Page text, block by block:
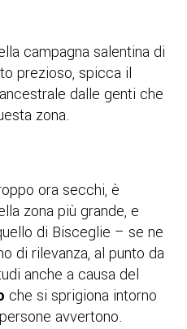
campagna salentina di
prezioso, spicca il
dalle genti che
zona.
ora secchi, è
zona più grande, e
di Bisceglie – se ne
di rilevanza, al punto da
anche a causa del
che si sprigiona intorno
avvertono.